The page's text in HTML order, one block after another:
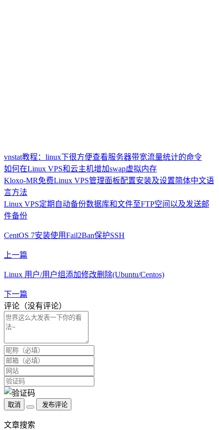
vnstat教程：linux下很方便查看服务器带宽流量统计的命令
如何在Linux VPS和云主机增加swap虚拟内存
Kloxo-MR免费Linux VPS管理面板配置安装及设置简体中文语
言方法
Linux VPS定期自动备份数据库和文件至FTP空间以及发送邮
件备份
CentOS 7安装使用Fail2Ban保护SSH
上一篇
Linux 用户/用户组添加修改删除(Ubuntu/Centos)
下一篇
评论（没有评论）
取消 发布评论
文章搜索